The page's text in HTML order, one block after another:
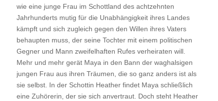
wie eine junge Frau im Schottland des achtzehnten
Jahrhunderts mutig für die Unabhängigkeit ihres Landes
kämpft und sich zugleich gegen den Willen ihres Vaters
behaupten muss, der seine Tochter mit einem politischen
Gegner und Mann zweifelhaften Rufes verheiraten will.
Mehr und mehr gerät Maya in den Bann der waghalsigen
jungen Frau aus ihren Träumen, die so ganz anders ist als
sie selbst. In der Schottin Heather findet Maya schließlich
eine Zuhörerin, der sie sich anvertraut. Doch steht Heather